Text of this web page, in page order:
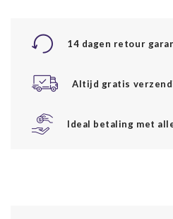
14 dagen retour
Altijd gratis
Ideal betaling met